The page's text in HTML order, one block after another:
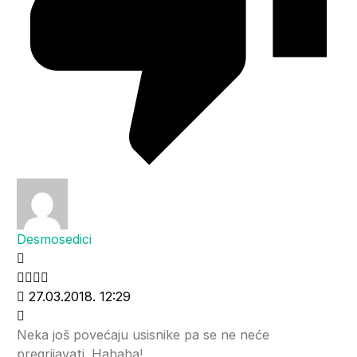
Desmosedici
27.03.2018. 12:29
Neka još povećaju usisnike pa se ne neće
pregrijavati. Hahaha!